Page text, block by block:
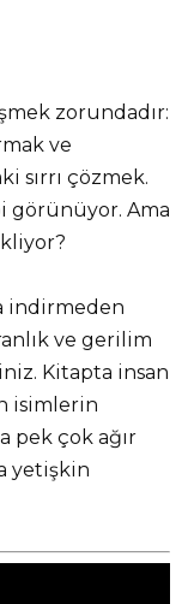
zorundadır:
ve
sırrı çözmek.
görünüyor. Ama
indirmeden
ve gerilim
Kitapta insan
isimlerin
pek çok ağır
yetişkin